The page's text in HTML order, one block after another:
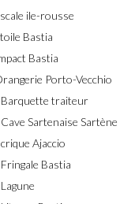
ile-rousse
Bastia
Bastia
Porto-Vecchio
Barquette traiteur
Sartenaise Sartène
Ajaccio
Bastia